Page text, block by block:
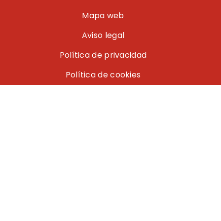
Mapa web
Aviso legal
Política de privacidad
Política de cookies